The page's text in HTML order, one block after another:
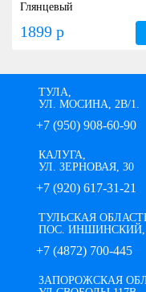
Глянцевый
1899 р
ТУЛА,
УЛ. МОСИНА, 2В/1.
+7 (950) 908-60-90
КАЛУГА,
УЛ. ЗЕРНОВАЯ, 30
+7 (920) 617-31-21
ТУЛЬСКАЯ
ПОС. ИНШИНСКИЙ,
+7 (4872) 700-445
ЗАПОРОЖСКАЯ